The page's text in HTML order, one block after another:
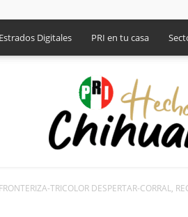
Estrados Digitales PRI en tu casa
TRICOLOR DESPERTAR-CORRAL,